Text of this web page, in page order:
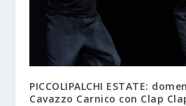
PICCOLIPALCHI ESTATE:
Cavazzo Carnico con Clap